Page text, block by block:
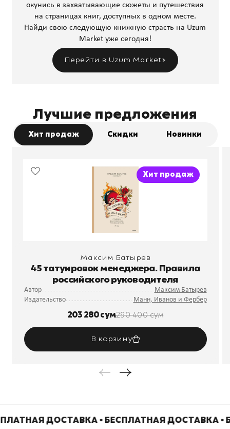
окунись в захватывающие сюжеты и путешествия
на страницах книг, доступных в одном месте.
Найди свою следующую книжную страсть на Uzum
Market уже сегодня!
Перейти в Uzum Market
Лучшие предложения
Хит продаж Скидки Новинки
Хит продаж
Максим Батырев
45 татуировок менеджера. Правила
российского руководителя
Автор
Максим Батырев
Издательство
Манн, Иванов и Фербер
203 280 сум290 400 сум
В корзину
ДОСТАВКА • БЕСПЛАТНАЯ ДОСТАВКА